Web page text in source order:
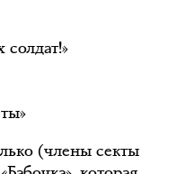
(члены секты